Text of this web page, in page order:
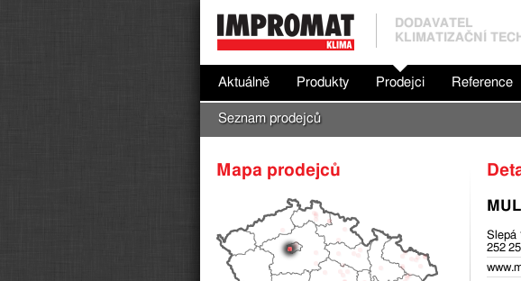
DODAVATEL
KLIMATIZAČNÍ
Aktuálně Produkty Prodejci
Seznam prodejců
Reference
Mapa prodejců
Slepá
252